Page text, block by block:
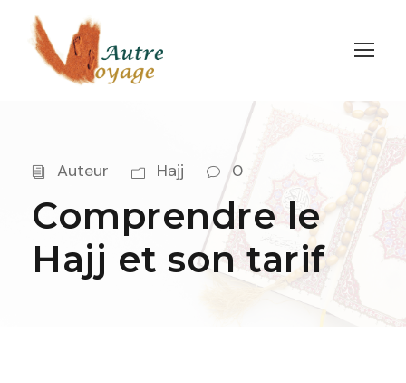
Auteur Hajj 0
Comprendre le
Hajj et son tarif